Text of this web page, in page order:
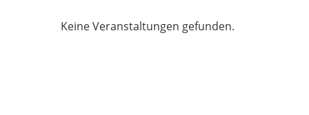
Keine Veranstaltungen gefunden.